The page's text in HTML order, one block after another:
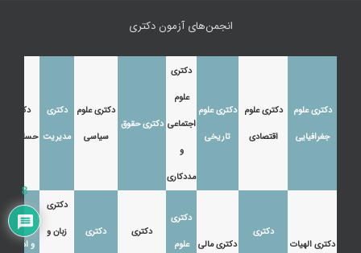
انجمن‌های آزمون دکتری
دکتری علوم
جغرافیایی
دکتری علوم
اقتصادی
دکتری علوم
تاریخی
دکتری
علوم
اجتماعی
و
مددکاری
دکتری حقوق
دکتری علوم
سیاسی
دکتری
مدیریت
دکتری
حسابداری
دکتری الهیات
دکتری
دکتری مالی
دکتری
علوم
دکتری
دکتری
دکتری
زبان و
دکتری زبان
و ادبیات
8